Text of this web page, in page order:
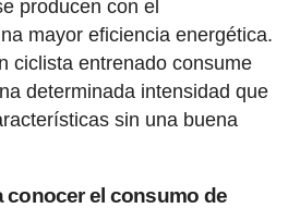
producen con el
mayor eficiencia energética.
ciclista entrenado consume
determinada intensidad que
sin una buena
conocer el consumo de